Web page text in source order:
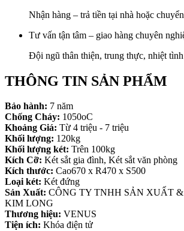
Nhận hàng – trả tiền tại nhà hoặc
Tư vấn tận tâm – giao hàng chuyên
Đội ngũ thân thiện, trung thực, nhiệt tình
THÔNG TIN SẢN PHẨM
Bảo hành: 7 năm
Chống Cháy: 1050oC
Khoảng Giá: Từ 4 triệu - 7 triệu
Khối lượng: 120kg
Khối lượng két: Trên 100kg
Kích Cỡ: Két sắt gia đình, Két sắt văn phòng
Kích thước: Cao670 x R470 x S500
Loại két: Két đứng
Sản Xuất: CÔNG TY TNHH SẢN XUẤT
KIM LONG
Thương hiệu: VENUS
Tiện ích: Khóa điện tử